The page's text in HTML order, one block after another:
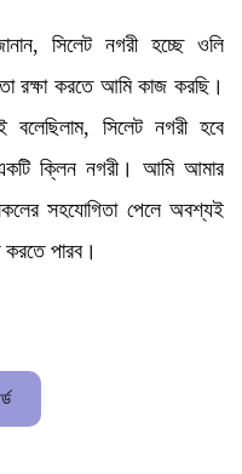
সিলেট নগরী হচ্ছে ওলি
রক্ষা করতে আমি কাজ করছি।
বলেছিলাম, সিলেট নগরী হবে
ক্লিন নগরী। আমি আমার
সহযোগিতা পেলে অবশ্যই
করতে পারব।